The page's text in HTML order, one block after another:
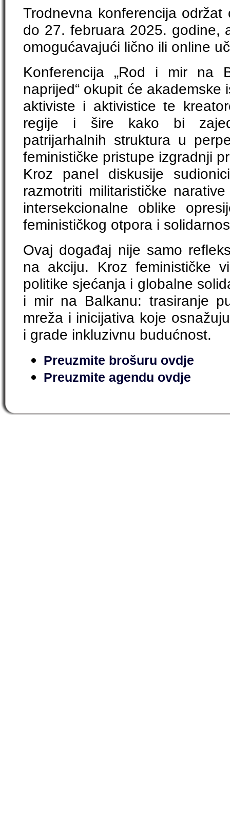
Trodnevna konferencija
do 27. februara 2025. godine,
omogućavajući lično ili online
Konferencija „Rod i mir na
naprijed“ okupit će akademske
aktiviste i aktivistice te
regije i šire kako bi
patrijarhalnih struktura u
feminističke pristupe izgradnji
Kroz panel diskusije
razmotriti militarističke
intersekcionalne oblike
feminističkog otpora i
Ovaj događaj nije samo
na akciju. Kroz feminističke
politike sjećanja i globalne
i mir na Balkanu: trasiranje
mreža i inicijativa koje
i grade inkluzivnu budućnost.
Preuzmite brošuru ovdje
Preuzmite agendu ovdje